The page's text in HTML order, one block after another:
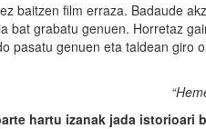
baitzen film erraza. Badaude
bat grabatu genuen. Horretaz
pasatu genuen eta taldean giro
hartu izanak jada istorioari